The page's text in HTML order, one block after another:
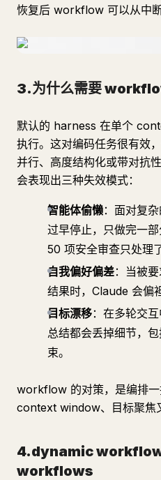
恢复后 workflow 可以从中断
3.为什么需要
默认的 harness 在单个
执行。这对编码任务很有效
并行、高度结构化或带对抗
会表现出三种失效模式：
智能体偷懒：面对复
过早停止，只做完一
50 项安全审查只处理
自我偏好偏差：当被
结果时，Claude 会偏
目标漂移：在多轮交
总结都会丢掉细节，
束。
workflow 的对策，是编排
context window、目标聚焦
4.dynamic
workflows